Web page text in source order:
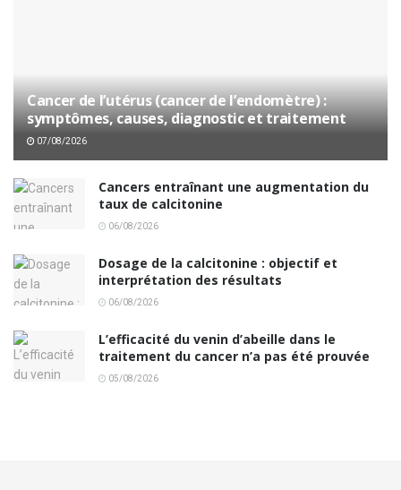
Cancer de l’utérus (cancer de l’endomètre) :
symptômes, causes, diagnostic et traitement
07/08/2026
Cancers entraînant une augmentation du
taux de calcitonine
06/08/2026
Dosage de la calcitonine : objectif et
interprétation des résultats
06/08/2026
L’efficacité du venin d’abeille dans le
traitement du cancer n’a pas été prouvée
05/08/2026